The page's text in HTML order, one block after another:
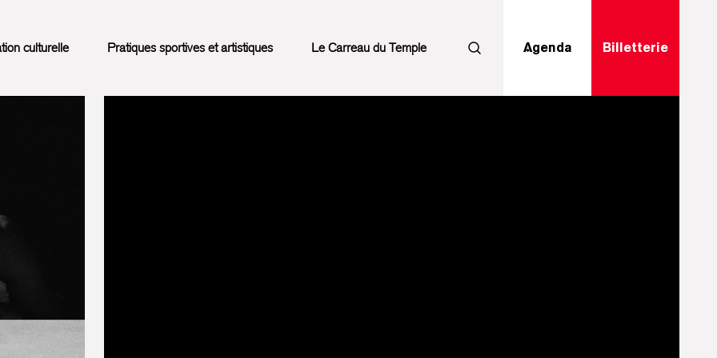
culturelle Pratiques sportives et artistiques Le Carreau du Temple RechercherAgenda Billetterie